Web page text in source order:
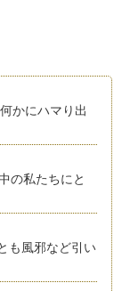
かにハマり出
の私たちにと
も風邪など引い